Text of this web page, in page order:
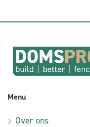
Menu
Over ons